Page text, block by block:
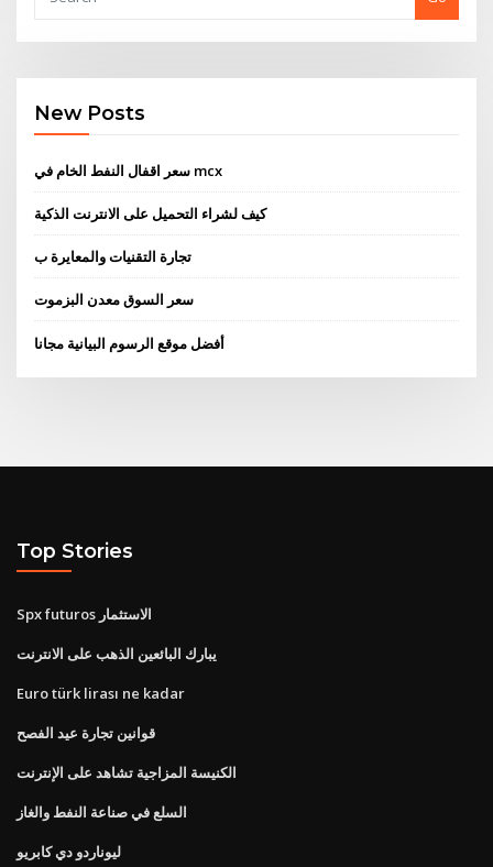
New Posts
سعر اقفال النفط الخام في mcx
كيف لشراء التحميل على الانترنت الذكية
تجارة التقنيات والمعايرة ب
سعر السوق معدن البزموت
أفضل موقع الرسوم البيانية مجانا
Top Stories
Spx futuros الاستثمار
يبارك البائعين الذهب على الانترنت
Euro türk lirası ne kadar
قوانين تجارة عيد الفصح
الكنيسة المزاجية تشاهد على الإنترنت
السلع في صناعة النفط والغاز
ليوناردو دي كابريو